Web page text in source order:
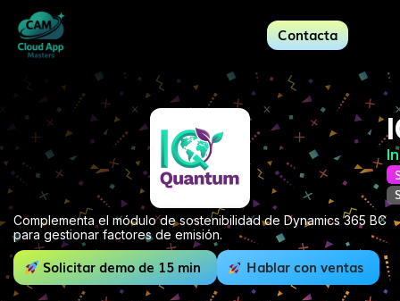
Contacta
Complementa el módulo de sostenibilidad de Dynamics 365 BC
para gestionar factores de emisión.
Solicitar demo de 15 min Hablar con ventas